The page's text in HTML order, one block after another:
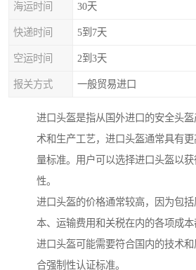
海运时间 30天
快递时间 5到7天
空运时间 2到3天
报关方式 一般贸易进口
进口头盔是指从国外进口的安全头
术和生产工艺，进口头盔通常具有
量标准。用户可以选择进口头盔以
性。
进口头盔的价格通常较高，因为包
本、运输费用和关税在内的各项成本
进口头盔可能需要符合国内的技术
合强制性认证标准。